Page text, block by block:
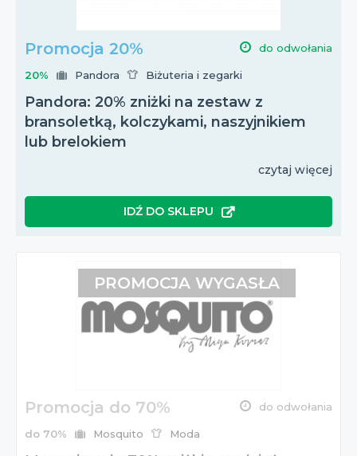
Promocja 20% do odwołania
20% Pandora Biżuteria i zegarki
Pandora: 20% zniżki na zestaw z
bransoletką, kolczykami, naszyjnikiem
lub brelokiem
czytaj więcej
IDŹ DO SKLEPU
Promocja do 70% do odwołania
do 70% Mosquito Moda
PROMOCJA WYGASŁA